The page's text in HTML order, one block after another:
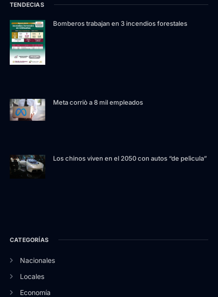
TENDECIAS
Bomberos trabajan en 3 incendios forestales
Meta corriò a 8 mil empleados
Los chinos viven en el 2050 con autos “de pelìcula”
CATEGORÍAS
Nacionales
Locales
Economía